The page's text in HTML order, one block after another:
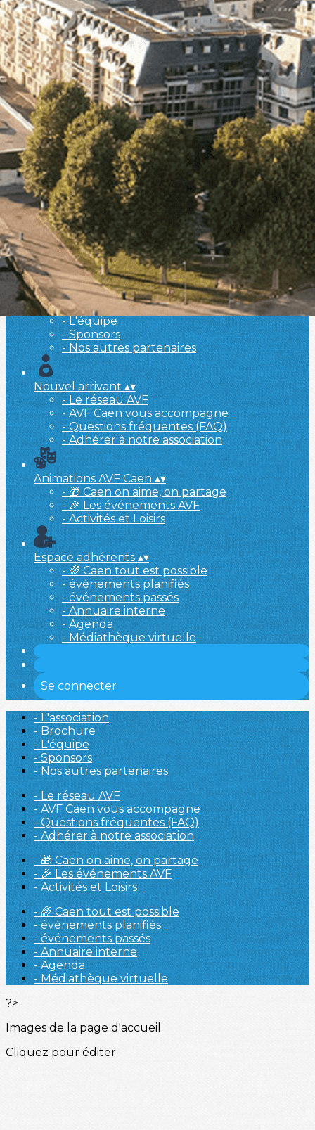
Exporter les lignes sélectionnées
Exporter toutes les colonnes
Exporter uniquement les colonnes affichées
Menu
<
>
- 🎁 Caen on aime, on partage
- 🎉 Les événements AVF
- Activités et Loisirs
Ajoutez un logo, un bouton, des réseaux sociaux
Cliquez pour éditer
L'association▴▾
- L'association
- Brochure
- L'équipe
- Sponsors
- Nos autres partenaires
Nouvel arrivant▴▾
- Le réseau AVF
- AVF Caen vous accompagne
- Questions fréquentes (FAQ)
- Adhérer à notre association
Animations AVF Caen▴▾
- 🎁 Caen on aime, on partage
- 🎉 Les événements AVF
- Activités et Loisirs
Espace adhérents▴▾
- 🌈 Caen tout est possible
- événements planifiés
- événements passés
- Annuaire interne
- Agenda
- Médiathèque virtuelle
Se connecter
- L'association
- Brochure
- L'équipe
- Sponsors
- Nos autres partenaires
- Le réseau AVF
- AVF Caen vous accompagne
- Questions fréquentes (FAQ)
- Adhérer à notre association
- 🎁 Caen on aime, on partage
- 🎉 Les événements AVF
- Activités et Loisirs
- 🌈 Caen tout est possible
- événements planifiés
- événements passés
- Annuaire interne
- Agenda
- Médiathèque virtuelle
?>
Images de la page d'accueil
Cliquez pour éditer